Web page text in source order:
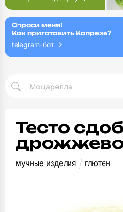
Спроси меня!
Как приготовить Капрезе?
telegram-бот
Тесто
мучные изделия глютен